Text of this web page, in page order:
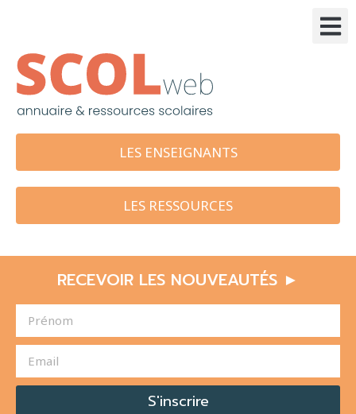
LES ENSEIGNANTS
LES RESSOURCES
RECEVOIR LES NOUVEAUTÉS ►
S'inscrire